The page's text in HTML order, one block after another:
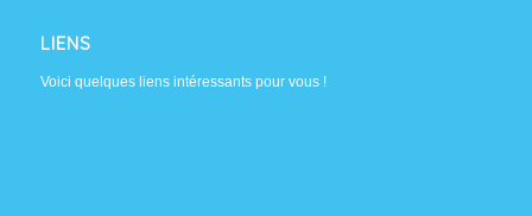
LIENS
Voici quelques liens intéressants pour vous !